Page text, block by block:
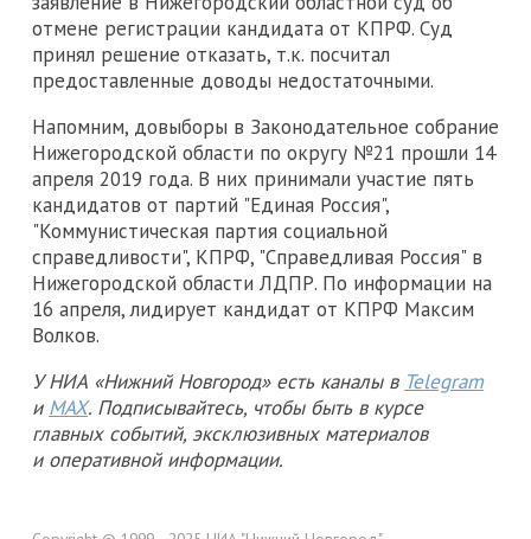
отмене регистрации кандидата от КПРФ. Суд
принял решение отказать, т.к. посчитал
предоставленные доводы недостаточными.
Напомним, довыборы в Законодательное собрание
Нижегородской области по округу №21 прошли 14
апреля 2019 года. В них принимали участие пять
кандидатов от партий "Единая Россия",
"Коммунистическая партия социальной
справедливости", КПРФ, "Справедливая Россия" в
Нижегородской области ЛДПР. По информации на
16 апреля, лидирует кандидат от КПРФ Максим
Волков.
У НИА «Нижний Новгород» есть каналы в Telegram
и MAX. Подписывайтесь, чтобы быть в курсе
главных событий, эксклюзивных материалов
и оперативной информации.